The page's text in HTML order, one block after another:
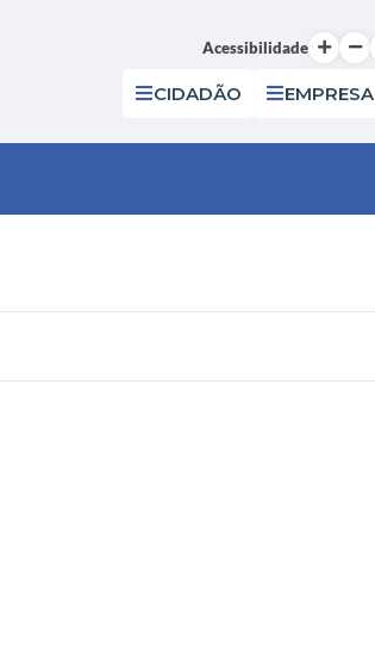
Acessibilidade
CIDADÃO EMPRESA